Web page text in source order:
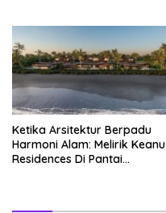
Ketika Arsitektur Berpadu
Harmoni Alam: Melirik Keanu
Residences Di Pantai